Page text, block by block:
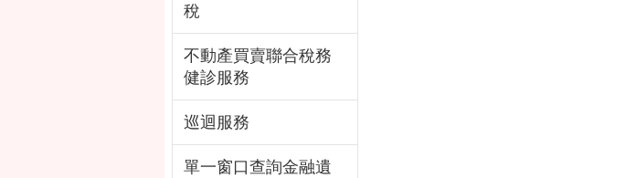
稅
不動產買賣聯合稅務
健診服務
巡迴服務
單一窗口查詢金融遺